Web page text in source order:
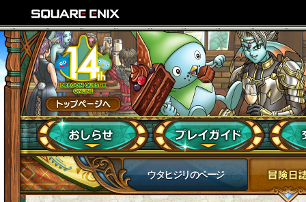
ウタヒジリのページ